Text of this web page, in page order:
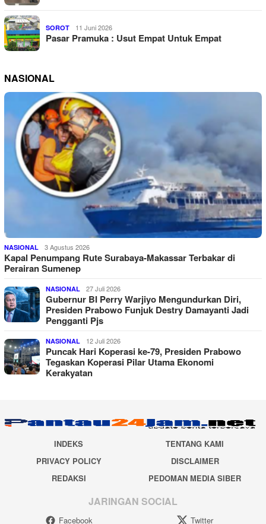
SOROT 11 Juni 2026
Pasar Pramuka : Usut Empat Untuk Empat
NASIONAL
NASIONAL 3 Agustus 2026
Kapal Penumpang Rute Surabaya-Makassar Terbakar di
Perairan Sumenep
NASIONAL 27 Juli 2026
Gubernur BI Perry Warjiyo Mengundurkan Diri,
Presiden Prabowo Funjuk Destry Damayanti Jadi
Pengganti Pjs
NASIONAL 12 Juli 2026
Puncak Hari Koperasi ke-79, Presiden Prabowo
Tegaskan Koperasi Pilar Utama Ekonomi
Kerakyatan
INDEKS
TENTANG KAMI
PRIVACY POLICY
DISCLAIMER
REDAKSI
PEDOMAN MEDIA SIBER
JARINGAN SOCIAL
Facebook Twitter